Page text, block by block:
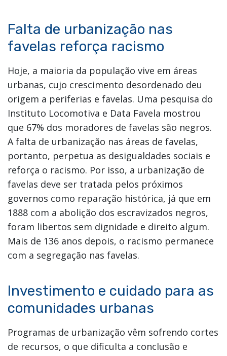
Falta de urbanização nas
favelas reforça racismo
Hoje, a maioria da população vive em áreas
urbanas, cujo crescimento desordenado deu
origem a periferias e favelas. Uma pesquisa do
Instituto Locomotiva e Data Favela mostrou
que 67% dos moradores de favelas são negros.
A falta de urbanização nas áreas de favelas,
portanto, perpetua as desigualdades sociais e
reforça o racismo. Por isso, a urbanização de
favelas deve ser tratada pelos próximos
governos como reparação histórica, já que em
1888 com a abolição dos escravizados negros,
foram libertos sem dignidade e direito algum.
Mais de 136 anos depois, o racismo permanece
com a segregação nas favelas.
Investimento e cuidado para as
comunidades urbanas
Programas de urbanização vêm sofrendo cortes
de recursos, o que dificulta a conclusão e